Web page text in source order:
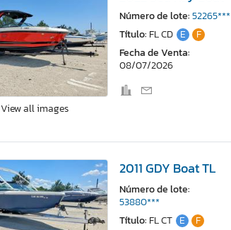
View all images
Número de lote:52265***
Título: FL CD E
F
Fecha de Venta:
08/07/2026
2011 GDY Boat TL
Número de lote:
53880***
Título: FL CT E
F